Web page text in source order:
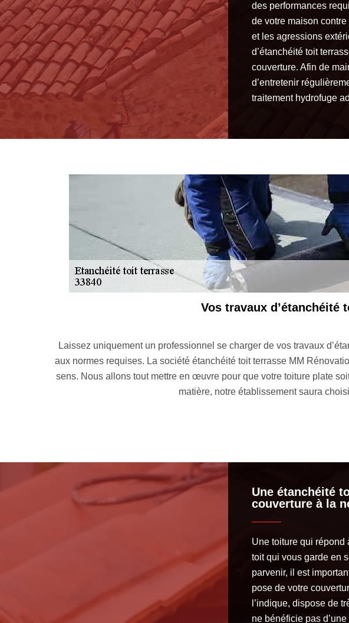
des performances
de votre maison
et les agressions
d’étanchéité toit
couverture. Afin de
d’entretenir
traitement hydrofuge
soit satisfaisant et corresponde
main votre projet allant dans ce
de toit. En tant qu’expert en la
En tant qu’artisan étanchéité toit terrasse à
d’étanchéité en adéquation avec votre toiture
couverture ait les performances dont elle a
Ce sont de vrais
Une étanchéité
couverture à la
Une toiture qui répond
toit qui vous garde en
parvenir, il est
pose de votre
l’indique, dispose de
ne bénéficie pas